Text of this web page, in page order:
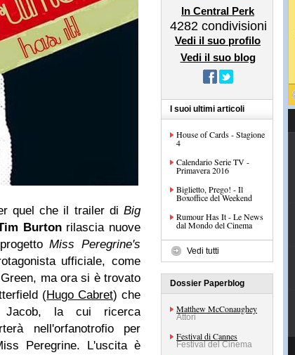
quel che il trailer di Big
Burton rilascia nuove
Miss Peregrine's
ufficiale, come
ma ora si è trovato
(Hugo Cabret) che
la cui ricerca
nell'orfanotrofio per
Peregrine. L'uscita è
In Central Perk
4282 condivisioni
Vedi il suo profilo
Vedi il suo blog
I suoi ultimi articoli
House of Cards - Stagione
4
Calendario Serie TV -
Primavera 2016
Biglietto, Prego! - Il
Boxoffice del Weekend
Rumour Has It - Le News
dal Mondo del Cinema
Vedi tutti
Dossier Paperblog
Matthew McConaughey
Attori
Festival di Cannes
Festival del Cinema